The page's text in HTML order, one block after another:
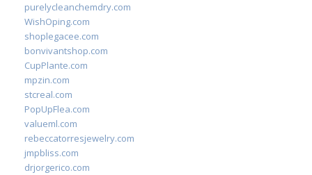
purelycleanchemdry.com
WishOping.com
shoplegacee.com
bonvivantshop.com
CupPlante.com
mpzin.com
stcreal.com
PopUpFlea.com
valueml.com
rebeccatorresjewelry.com
jmpbliss.com
drjorgerico.com